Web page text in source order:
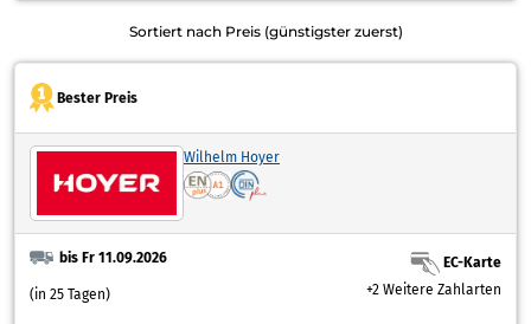
Sortiert nach Preis (günstigster zuerst)
Bester Preis
Wilhelm Hoyer
bis Fr 11.09.2026
(in 25 Tagen)
EC-Karte
+2 Weitere Zahlarten